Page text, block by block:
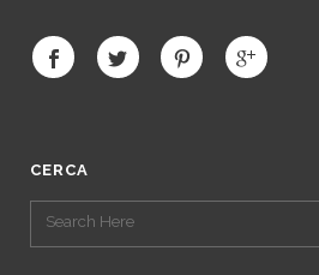
CERCA